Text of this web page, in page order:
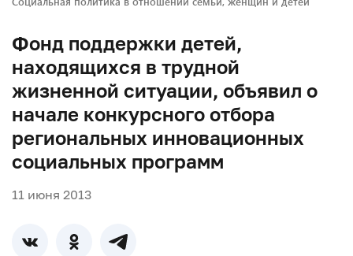
Фонд поддержки детей,
находящихся в трудной
жизненной ситуации, объявил о
начале конкурсного отбора
региональных инновационных
социальных программ
11 июня 2013